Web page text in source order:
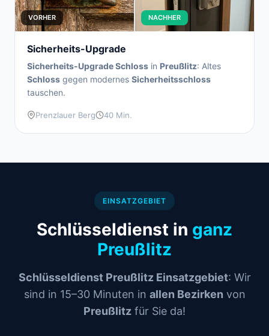
VORHER NACHHER
Sicherheits-Upgrade
Sicherheits-Upgrade Schloss in Preußlitz: Altes
Schloss gegen modernes Sicherheitsschloss
tauschen.
Prenzlauer Berg 40 Min.
EINSATZGEBIET
Schlüsseldienst in ganz
Preußlitz
Schlüsseldienst Preußlitz Einsatzgebiet: Wir
sind in 15–30 Minuten in allen Bezirken von
Preußlitz für Sie da!